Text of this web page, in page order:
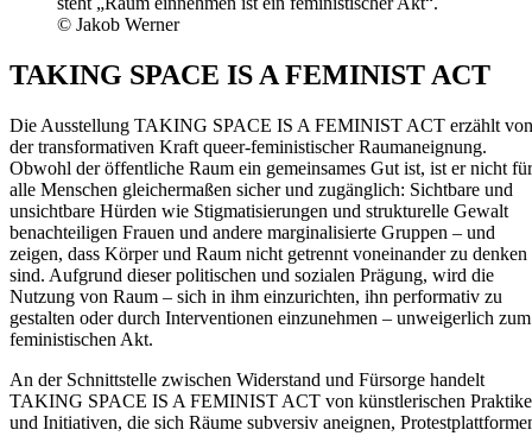
© Jakob Werner
TAKING SPACE IS A FEMINIST ACT
Die Ausstellung TAKING SPACE IS A FEMINIST ACT erzählt von
der transformativen Kraft queer-feministischer Raumaneignung.
Obwohl der öffentliche Raum ein gemeinsames Gut ist, ist er nicht für
alle Menschen gleichermaßen sicher und zugänglich: Sichtbare und
unsichtbare Hürden wie Stigmatisierungen und strukturelle Gewalt
benachteiligen Frauen und andere marginalisierte Gruppen – und
zeigen, dass Körper und Raum nicht getrennt voneinander zu denken
sind. Aufgrund dieser politischen und sozialen Prägung, wird die
Nutzung von Raum – sich in ihm einzurichten, ihn performativ zu
gestalten oder durch Interventionen einzunehmen – unweigerlich zum
feministischen Akt.
An der Schnittstelle zwischen Widerstand und Fürsorge handelt
TAKING SPACE IS A FEMINIST ACT von künstlerischen
und Initiativen, die sich Räume subversiv aneignen,